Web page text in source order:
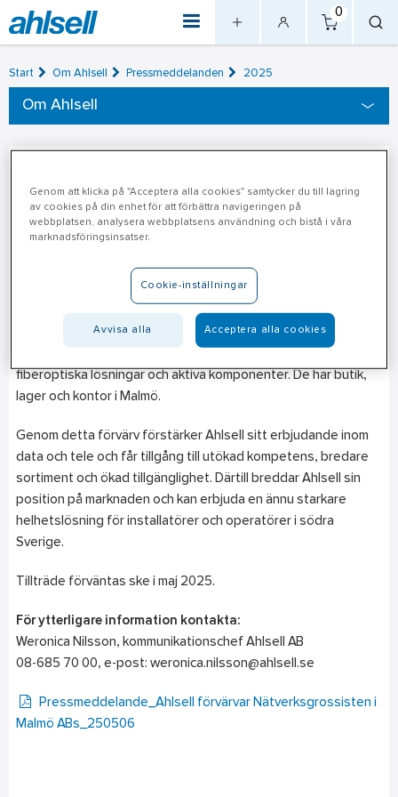
0
Start Om Ahlsell Pressmeddelanden 2025
Om Ahlsell
Nätverksgrossisten i Malmö AB
aktier i Nätverksgrossisten i Malmö AB, en specialist inom data
och telecom. Bolaget har sex anställda och omsätter ca
fiberoptiska lösningar och aktiva komponenter. De har butik,
lager och kontor i Malmö.
Genom detta förvärv förstärker Ahlsell sitt erbjudande inom
data och tele och får tillgång till utökad kompetens, bredare
sortiment och ökad tillgänglighet. Därtill breddar Ahlsell sin
position på marknaden och kan erbjuda en ännu starkare
helhetslösning för installatörer och operatörer i södra
Sverige.
Tillträde förväntas ske i maj 2025.
För ytterligare information kontakta:
Weronica Nilsson, kommunikationschef Ahlsell AB
08-685 70 00, e-post: weronica.nilsson@ahlsell.se
Pressmeddelande_Ahlsell förvärvar Nätverksgrossisten i
Malmö ABs_250506
Genom att klicka på "Acceptera alla cookies" samtycker du till lagring
av cookies på din enhet för att förbättra navigeringen på
webbplatsen, analysera webbplatsens användning och bistå i våra
marknadsföringsinsatser.
Cookie-inställningar
Avvisa alla Acceptera alla cookies